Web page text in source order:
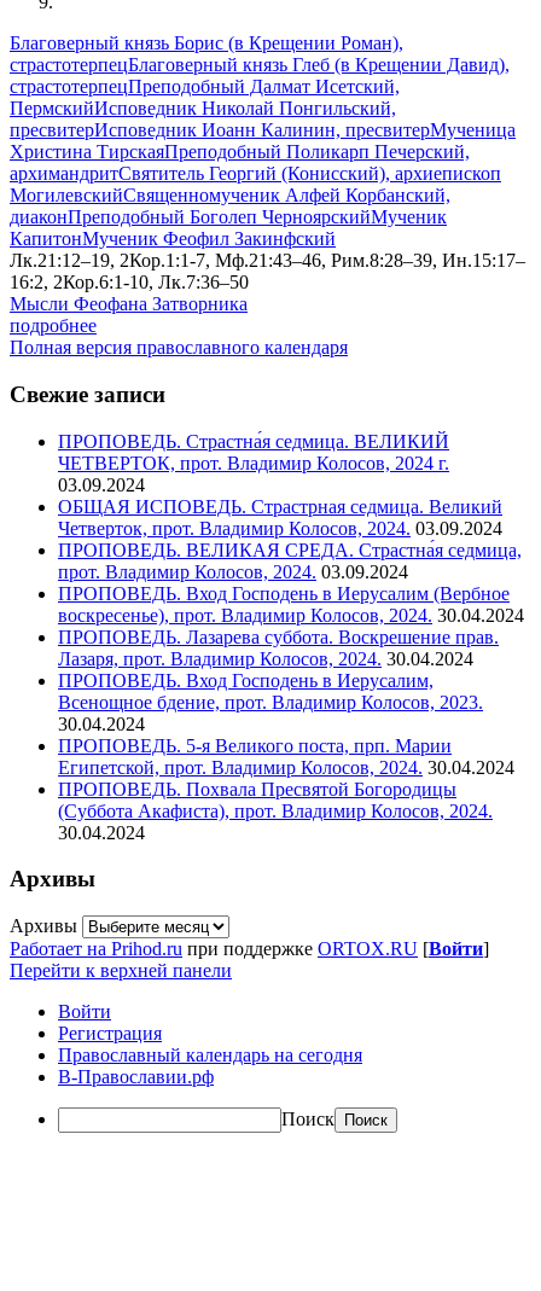
Благоверный князь Борис (в Крещении Роман),
страстотерпецБлаговерный князь Глеб (в Крещении Давид),
страстотерпецПреподобный Далмат Исетский,
ПермскийИсповедник Николай Понгильский,
пресвитерИсповедник Иоанн Калинин, пресвитерМученица
Христина ТирскаяПреподобный Поликарп Печерский,
архимандритСвятитель Георгий (Конисский), архиепископ
МогилевскийСвященномученик Алфей Корбанский,
диаконПреподобный Боголеп ЧерноярскийМученик
КапитонМученик Феофил Закинфский
Лк.21:12–19, 2Кор.1:1-7, Мф.21:43–46, Рим.8:28–39, Ин.15:17–
16:2, 2Кор.6:1-10, Лк.7:36–50
Мысли Феофана Затворника
подробнее
Полная версия православного календаря
Свежие записи
ПРОПОВЕДЬ. Страстна́я седмица. ВЕЛИКИЙ
ЧЕТВЕРТОК, прот. Владимир Колосов, 2024 г.
03.09.2024
ОБЩАЯ ИСПОВЕДЬ. Страстрная седмица. Великий
Четверток, прот. Владимир Колосов, 2024. 03.09.2024
ПРОПОВЕДЬ. ВЕЛИКАЯ СРЕДА. Страстна́я седмица,
прот. Владимир Колосов, 2024. 03.09.2024
ПРОПОВЕДЬ. Вход Господень в Иерусалим (Вербное
воскресенье), прот. Владимир Колосов, 2024. 30.04.2024
ПРОПОВЕДЬ. Лазарева суббота. Воскрешение прав.
Лазаря, прот. Владимир Колосов, 2024. 30.04.2024
ПРОПОВЕДЬ. Вход Господень в Иерусалим,
Всенощное бдение, прот. Владимир Колосов, 2023.
30.04.2024
ПРОПОВЕДЬ. 5-я Великого поста, прп. Марии
Египетской, прот. Владимир Колосов, 2024. 30.04.2024
ПРОПОВЕДЬ. Похвала Пресвятой Богородицы
(Суббота Акафиста), прот. Владимир Колосов, 2024.
30.04.2024
Архивы
Архивы
Работает на Prihod.ru при поддержке ORTOX.RU [Войти]
Перейти к верхней панели
Войти
Регистрация
Православный календарь на сегодня
В-Православии.рф
Поиск